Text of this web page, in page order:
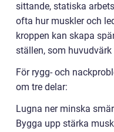
sittande, statiska
ofta hur muskler och
kroppen kan skapa
ställen, som
För rygg- och
om tre delar:
Lugna ner minska
Bygga upp stärka